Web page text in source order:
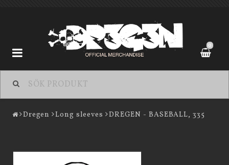
0
Dregen
Köpevillkor
Dregen Long sleeves DREGEN - BASEBALL, 335